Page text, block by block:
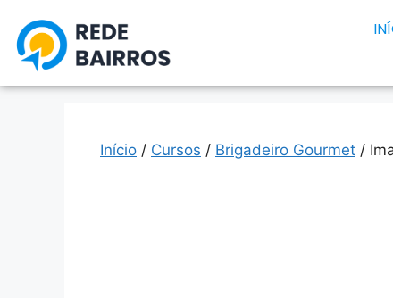
Início / Cursos / Brigadeiro Gourmet /